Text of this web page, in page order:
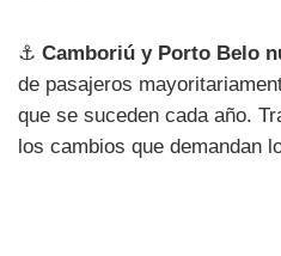
⚓ Camboriú y Porto Belo
de pasajeros
que se suceden cada año.
los cambios que demandan